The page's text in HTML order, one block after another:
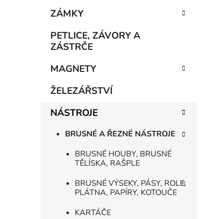
ZÁMKY
PETLICE, ZÁVORY A
ZÁSTRČE
MAGNETY
ŽELEZÁŘSTVÍ
NÁSTROJE
BRUSNÉ A ŘEZNÉ NÁSTROJE
BRUSNÉ HOUBY, BRUSNÉ
TĚLÍSKA, RAŠPLE
BRUSNÉ VÝSEKY, PÁSY, ROLE,
PLÁTNA, PAPÍRY, KOTOUČE
KARTÁČE